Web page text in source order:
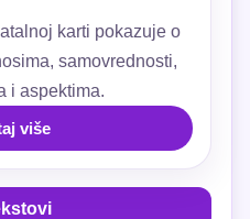
karti pokazuje o
samovrednosti,
i aspektima.
više